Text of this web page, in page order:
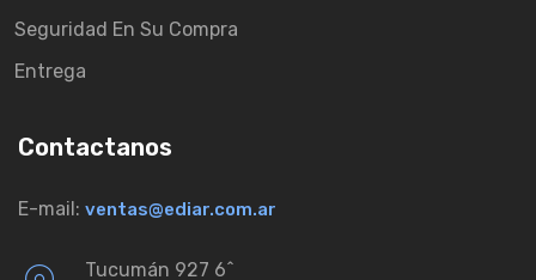
Seguridad En Su Compra
Entrega
Contactanos
E-mail: ventas@ediar.com.ar
Tucumán 927 6ˆ